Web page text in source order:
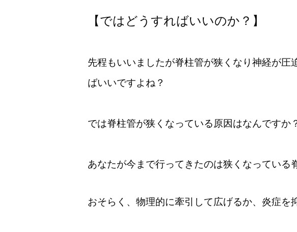
【ではどうすればいいのか？】
先程もいいましたが脊柱管が狭くなり神経が
ばいいですよね？
では脊柱管が狭くなっている原因はなんですか
あなたが今まで行ってきたのは狭くなっている
おそらく、物理的に牽引して広げるか、炎症を